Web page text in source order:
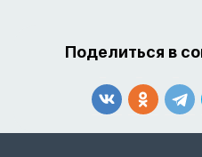
Поделиться в